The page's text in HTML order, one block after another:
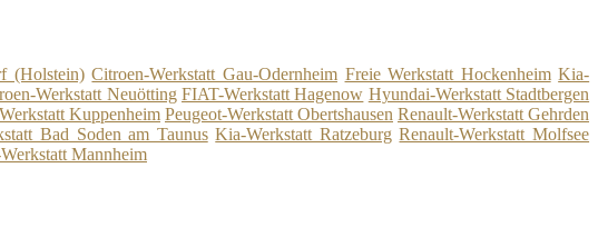
(Holstein) Citroen-Werkstatt Gau-Odernheim Freie Werkstatt Hockenheim Kia-
Werkstatt Neuötting FIAT-Werkstatt Hagenow Hyundai-Werkstatt Stadtbergen
Kuppenheim Peugeot-Werkstatt Obertshausen Renault-Werkstatt Gehrden
Bad Soden am Taunus Kia-Werkstatt Ratzeburg Renault-Werkstatt Molfsee
Mannheim